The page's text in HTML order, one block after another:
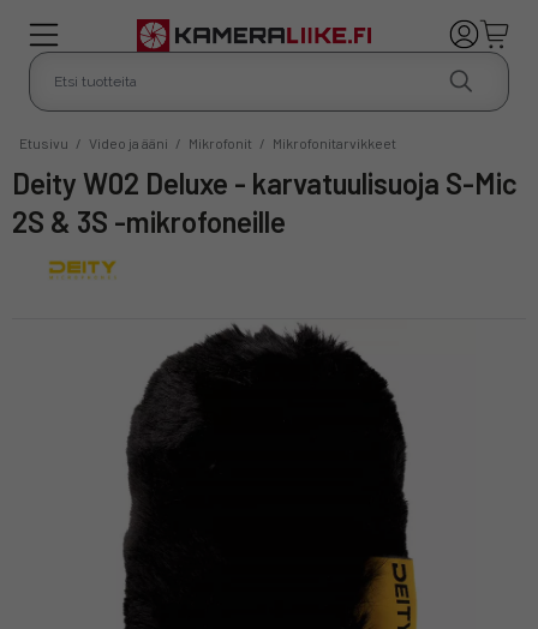
Etusivu / Video ja ääni / Mikrofonit / Mikrofonitarvikkeet
Deity W02 Deluxe - karvatuulisuoja S-Mic
2S & 3S -mikrofoneille